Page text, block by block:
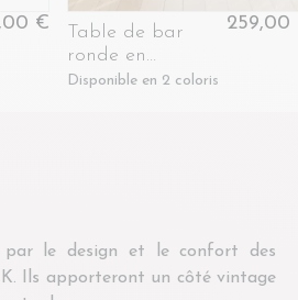
€
Table de bar
ronde en
céramique et
Disponible en 2 coloris
259,00
par le design et le confort des
Ils apporteront un côté vintage